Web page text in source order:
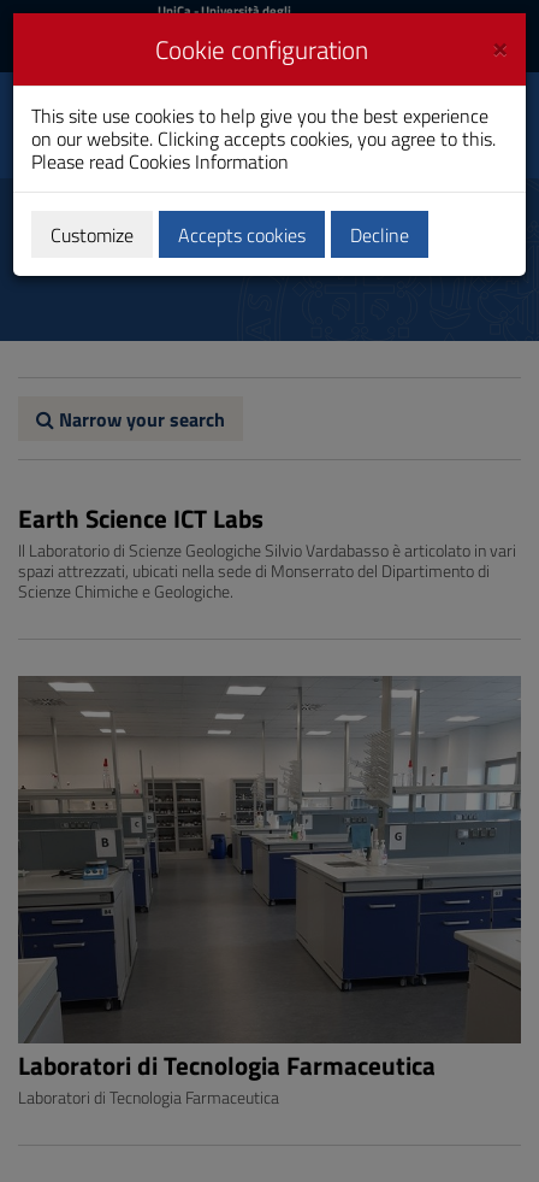
Skip
Content
to
Go
UniCa
Login
UniCa- Università degli
Login UniCA News
Toggle
navigation
Physics
Master's Degree
Laboratori
Narrow your search
Earth Science ICT Labs
Il Laboratorio di Scienze Geologiche Silvio Vardabasso è articolato in vari
spazi attrezzati, ubicati nella sede di Monserrato del Dipartimento di
Scienze Chimiche e Geologiche.
Laboratori di Tecnologia Farmaceutica
Laboratori di Tecnologia Farmaceutica
×
Cookie configuration
This site use cookies to help give you the best experience
on our website. Clicking accepts cookies, you agree to this.
Please read Cookies Information
Customize Accepts cookies Decline